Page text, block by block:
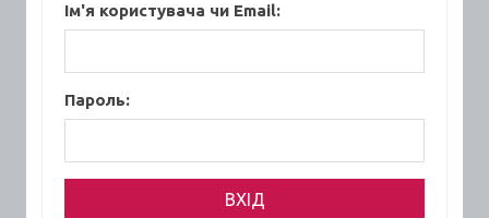
Ім'я користувача чи Email:
Пароль: